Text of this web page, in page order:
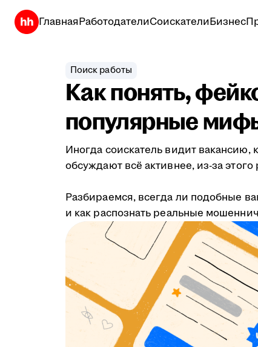
ГлавнаяРаботодателиСоискателиБизнес
Поиск работы
Как понять,
популярные
Иногда соискатель видит вакансию,
обсуждают всё активнее, из-за
Разбираемся, всегда ли подобные
и как распознать реальные